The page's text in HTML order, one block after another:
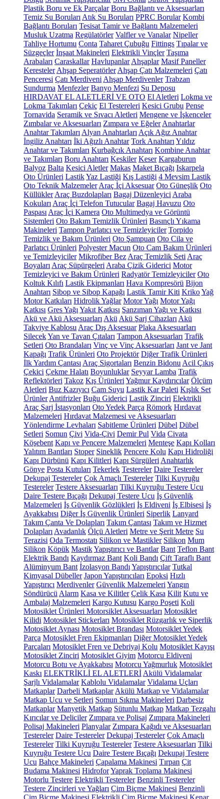
Plastik Boru ve Ek Parçalar Boru Bağlantı ve Aksesuarları
Temiz Su Boruları Atık Su Boruları PPRC Borular Kombi
Bağlantı Boruları Tesisat Tamir ve Bağlantı Malzemeleri
Musluk Uzatma Regülatörler Valfler ve Vanalar Nipeller
Tahliye Hortumu Conta Taharet Çubuğu Fittings Tıpalar ve
Süzgeçler İnşaat Makineleri Elektrikli Vinçler Taşıma
Arabaları Caraskallar Havlupanlar Ahşaplar Masif Paneller
Keresteler Ahşap Seperatörler Ahşap Çatı Malzemeleri Çatı
Penceresi Çatı Merdiveni Ahşap Merdivenler Trabzan
Sundurma Menfezler Banyo Menfezi Su Deposu
HIRDAVAT EL ALETLERİ VE OTO El Aletleri Lokma ve
Lokma Takımları Çekiç El Testereleri Kesici Grubu Pense
Tornavida Seramik ve Sıvacı Aletleri Mengene ve İşkenceler
Zımbalar ve Aksesuarları Zımpara ve Eğeler Anahtarlar
Anahtar Takımları Alyan Anahtarları Açık Ağız Anahtar
İngiliz Anahtarı İki Ağızlı Anahtar Tork Anahtarı Yıldız
Anahtar ve Takımları Kurbağcık Anahtarı Kombine Anahtar
ve Takımları Boru Anahtarı Keskiler Keser Kargaburun
Balyoz Balta Kesici Aletler Makas Maket Bıçağı Iskarpela
Oto Ürünleri LastikYaz Lastiği Kış Lastiği 4 Mevsim Lastik
Oto Teknik Malzemeler Araç İçi Aksesuar Oto Güneşlik Oto
Küllükler Araç Buzdolapları Bagaj Düzenleyici Araba
Kokuları Araç İçi Telefon Tutucular Bagaj Havuzu Oto
Paspası Araç İçi Kamera Oto Multimedya ve Görüntü
Sistemleri Oto Bakım Temizlik Ürünleri Basınçlı Yıkama
Makineleri Tampon Parlatıcı ve Temizleyiciler Torpido
Temizlik ve Bakım Ürünleri Oto Şampuan Oto Cila ve
Parlatıcı Ürünleri Polyester Macun Oto Cam Bakım Ürünleri
ve Temizleyiciler Mikrofiber Bez Araç Temizlik Seti Araç
Boyaları Araç Süpürgeleri Araba Çizik Giderici Motor
Temizleyici ve Bakım Ürünleri Radyatör Temizleyiciler Oto
Koltuk Kılıfı Lastik Ekipmanları Hava Kompresörü Bijon
Anahtarı Sibop ve Sibop Kapağı Lastik Tamir Kiti KrikoYağ
Motor Katkıları Hidrolik Yağlar Motor Yağı Motor Yağı
Katkısı Gres Yağı Yakıt Katkısı Şanzıman Yağı ve Katkısı
Akü ve Akü Aksesuarları Akü Akü Şarj Cihazları Akü
Takviye Kablosu Araç Dış Aksesuar Plaka Aksesuarları
SilecekYan ve Tavan Çıtaları Tampon Aksesuarları Trafik
Setleri Oto Brandaları Vinç ve Vinç Aksesuarları Jant ve Jant
Kapağı Trafik Ürünleri Oto Projektör Diğer Trafik Ürünleri
İlk Yardım Çantası Araç Sigortaları Benzin Bidonu Acil Çıkış
Çekici Çekme Halatı Boyunluklar Seyyar Lamba Trafik
Reflektörleri Takoz Kış Ürünleri Yağmur Kaydırıcılar Ölçüm
Aletleri Buz Kazıyıcı Cam Suyu Lastik Kar Paleti Kışlık Set
Ürünler Antifrizler Buğu Giderici Lastik Zinciri Elektrikli
Araç Şarj İstasyonları Oto Yedek Parça Römork Hırdavat
Malzemeleri Hırdavat Malzemesi ve Aksesuarları
Yönlendirme Levhaları Sabitleme Ürünleri Dübel Dübel
Setleri Somun Çivi Vida-Çivi Demir Pul Vida Civata
Köşebent Kapı ve Pencere Malzemeleri Menteşe Kapı Kolları
Yalıtım Bantları Stoper Sineklik Pencere Kolu Kapı Hidroliği
Kapı Dürbünü Kapı Kilitleri Kapı Sürgüleri Anahtarlık
Gönye Posta Kutuları Tekerlek Testereler Daire Testereler
Dekupaj Testereler Çok Amaçlı Testereler Tilki Kuyruğu
Testereler Testere Aksesuarları Tilki Kuyruğu Testere Ucu
Daire Testere Bıçağı Dekupaj Testere Ucu İş Güvenlik
Malzemeleri İş Güvenlik Gözlükleri İş Eldiveni İş Elbisesi İş
Ayakkabısı Diğer İş Güvenlik Ürünleri Siperlik Lanyard
Takım Çanta Ve Dolapları Takım Çantası Takım ve Hizmet
Dolapları Avadanlık Ölçü Aletleri Metre ve Şerit Metre Su
Terazisi Oda Termostatı Silikon ve Mastikler Silikon Mum
Silikon Köpük MastikYapıştırıcı ve Bantlar Bant Teflon Bant
Elektrik Bandı Kaydırmaz Bant Koli Bandı Çift Taraflı Bant
Alüminyum Bant İzolasyon Bandı Yapıştırıcılar Tutkal
Kimyasal Dübeller Japon Yapıştırıcıları Epoksi Hızlı
Yapıştırıcı Merdivenler Güvenlik Malzemeleri Yangın
Söndürücü Alarm Kasa ve Kilitler Çelik Kasa Kilit Kutu ve
Ambalaj Malzemeleri Kargo Kutusu Kargo Poşeti Koli
Motosiklet Ürünleri Motorsiklet Aksesuarları Motosiklet
Kilidi Motosiklet Stickerları Motosiklet Rüzgarlık ve Siperlik
Motosiklet Aynası Motosiklet Brandası Motorsiklet Yedek
Parça Motosiklet Fren Ekipmanları Diğer Motosiklet Yedek
Parçaları Motosiklet Fren ve Debriyaj Kolu Motosiklet Kayışı
Motosiklet Zinciri Motosiklet Giyim Motorcu Eldiveni
Motorcu Botu ve Ayakkabısı Motorcu Yağmurluk Motosiklet
Kaskı ELEKTRİKLİ EL ALETLERİ Akülü Vidalamalar
Şarjlı Vidalamalar Kablolu Vidalamalar Vidalama Uçları
Matkaplar Darbeli Matkaplar Akülü Matkap ve Vidalamalar
Matkap Ucu ve Setleri Somun Sıkma Makineleri Darbesiz
Matkaplar Manyetik Matkap Sütunlu Matkap Matkap Tezgahı
Kırıcılar ve Deliciler Zımpara ve Polisaj Zımpara Makineleri
Polisaj Makineleri Planyalar Zımpara Kağıdı ve Aksesuarları
Testereler Daire Testereler Dekupaj Testereler Çok Amaçlı
Testereler Tilki Kuyruğu Testereler Testere Aksesuarları Tilki
Kuyruğu Testere Ucu Daire Testere Bıçağı Dekupaj Testere
Ucu Bahçe Makineleri Çapalama Makinesi Tırpan Çit
Budama Makinesi HidroforYaprak Toplama Makinesi
Motorlu Testere Elektrikli Testereler Benzinli Testereler
Testere Zincirleri ve Yağları Çim Biçme Makinesi Benzinli
Çim Biçme Makinesi Elektrikli Çim Biçme Makinesi Kenar